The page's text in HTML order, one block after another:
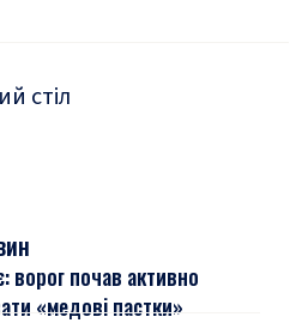
стіл
ворог почав активно
«медові пастки»